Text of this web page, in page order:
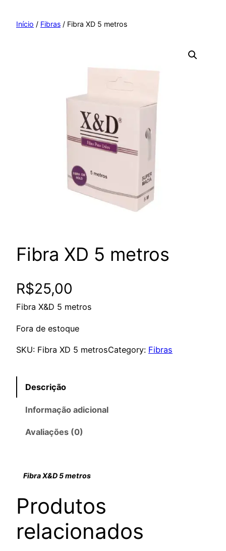
paraInício / Fibras / Fibra XD 5 metros
Fibra XD 5 metros
R$25,00
Fibra X&D 5 metros
Fora de estoque
SKU: Fibra XD 5 metrosCategory: Fibras
Descrição
Informação adicional
Avaliações (0)
Fibra X&D 5 metros
Produtos
relacionados